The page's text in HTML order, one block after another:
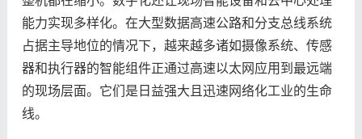
能力实现多样化。在大型数据高速公路和分支总线系统
占据主导地位的情况下，越来越多诸如摄像系统、传感
器和执行器的智能组件正通过高速以太网应用到最远端
的现场层面。它们是日益强大且迅速网络化工业的生命
线。